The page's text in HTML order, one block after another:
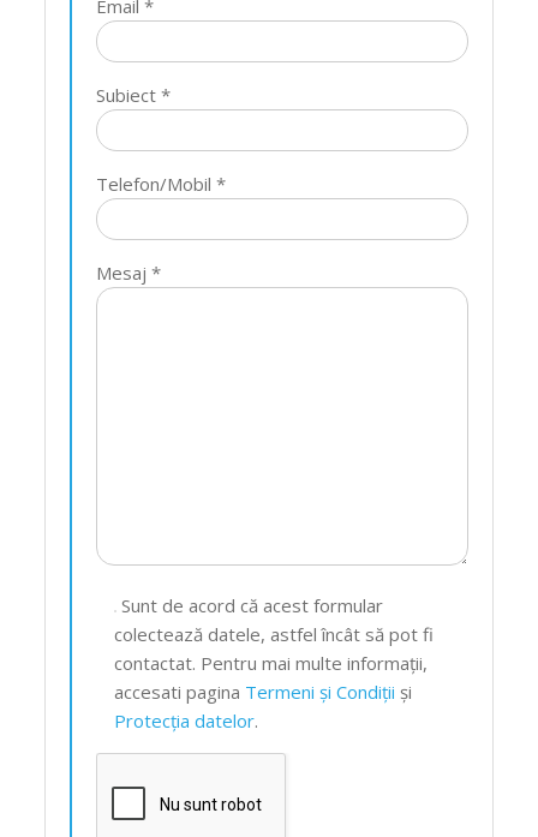
Email *
Subiect *
Telefon/Mobil *
Mesaj *
Sunt de acord că acest formular
colectează datele, astfel încât să pot fi
contactat. Pentru mai multe informații,
accesati pagina Termeni și Condiții și
Protecția datelor.